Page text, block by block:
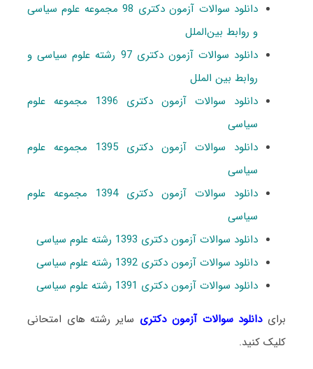
دانلود سوالات آزمون دکتری 98 مجموعه علوم سیاسی
و روابط بین‌الملل
دانلود سوالات آزمون دکتری 97 رشته علوم سیاسی و
روابط بین الملل
دانلود سوالات آزمون دکتری 1396 مجموعه علوم
سیاسی
دانلود سوالات آزمون دکتری 1395 مجموعه علوم
سیاسی
دانلود سوالات آزمون دکتری 1394 مجموعه علوم
سیاسی
دانلود سوالات آزمون دکتری 1393 رشته علوم سیاسی
دانلود سوالات آزمون دکتری 1392 رشته علوم سیاسی
دانلود سوالات آزمون دکتری 1391 رشته علوم سیاسی
برایدانلود سوالات آزمون دکتری سایر رشته های امتحانی
کلیک کنید.